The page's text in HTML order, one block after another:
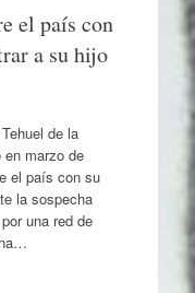
el país con
a su hijo
de la
en marzo de
el país con su
la sospecha
una red de